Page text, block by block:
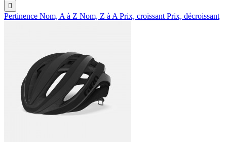

Pertinence Nom, A à Z Nom, Z à APrix, croissantPrix, décroissant